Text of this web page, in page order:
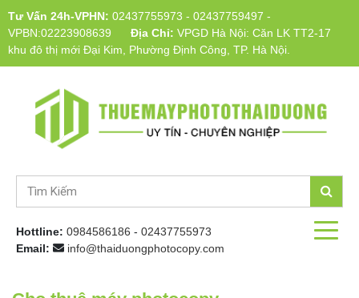
Tư Vấn 24h-VPHN: 02437755973 - 02437759497 -
VPBN:02223908639
Địa Chỉ: VPGD Hà Nội: Căn LK TT2-17
khu đô thị mới Đại Kim, Phường Định Công, TP. Hà Nội.
Hottline: 0984586186 - 02437755973
Email:
info@thaiduongphotocopy.com